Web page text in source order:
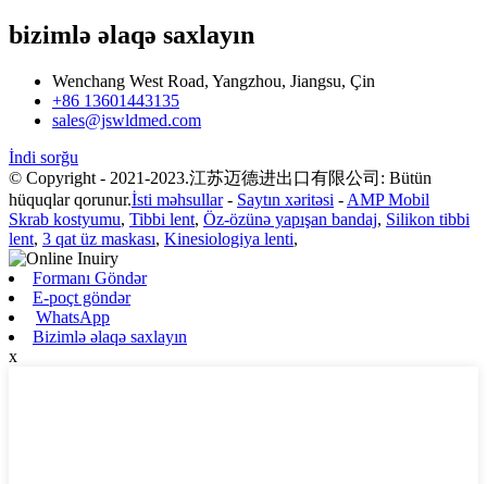
bizimlə əlaqə saxlayın
Wenchang West Road, Yangzhou, Jiangsu, Çin
+86 13601443135
sales@jswldmed.com
İndi sorğu
© Copyright - 2021-2023.江苏迈德进出口有限公司: Bütün
hüquqlar qorunur.İsti məhsullar- Saytın xəritəsi - AMP Mobil
Skrab kostyumu, Tibbi lent, Öz-özünə yapışan bandaj, Silikon tibbi
lent, 3 qat üz maskası, Kinesiologiya lenti,
Formanı Göndər
E-poçt göndər
WhatsApp
Bizimlə əlaqə saxlayın
x